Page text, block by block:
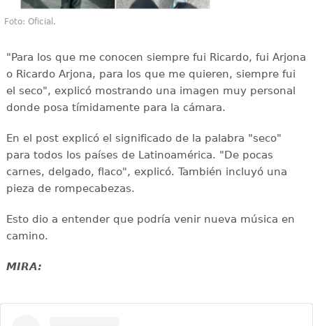
Foto: Oficial.
"Para los que me conocen siempre fui Ricardo, fui Arjona
o Ricardo Arjona, para los que me quieren, siempre fui
el seco", explicó mostrando una imagen muy personal
donde posa tímidamente para la cámara.
En el post explicó el significado de la palabra "seco"
para todos los países de Latinoamérica. "De pocas
carnes, delgado, flaco", explicó. También incluyó una
pieza de rompecabezas.
Esto dio a entender que podría venir nueva música en
camino.
MIRA: